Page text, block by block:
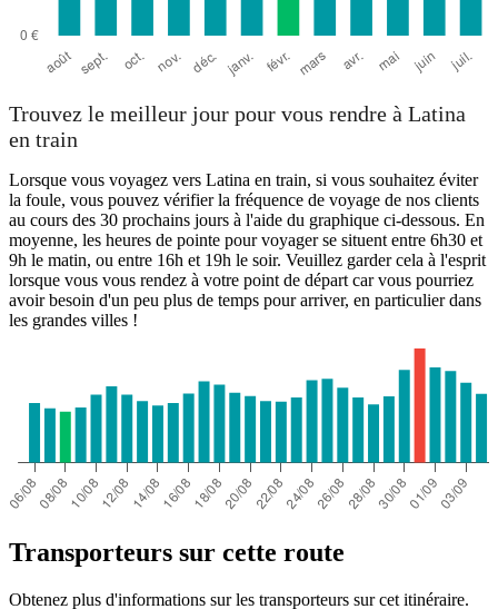
Trouvez le meilleur jour pour vous rendre à Latina
en train
Lorsque vous voyagez vers Latina en train, si vous souhaitez éviter
la foule, vous pouvez vérifier la fréquence de voyage de nos clients
au cours des 30 prochains jours à l'aide du graphique ci-dessous. En
moyenne, les heures de pointe pour voyager se situent entre 6h30 et
9h le matin, ou entre 16h et 19h le soir. Veuillez garder cela à l'esprit
lorsque vous vous rendez à votre point de départ car vous pourriez
avoir besoin d'un peu plus de temps pour arriver, en particulier dans
les grandes villes !
Transporteurs sur cette route
Obtenez plus d'informations sur les transporteurs sur cet itinéraire.